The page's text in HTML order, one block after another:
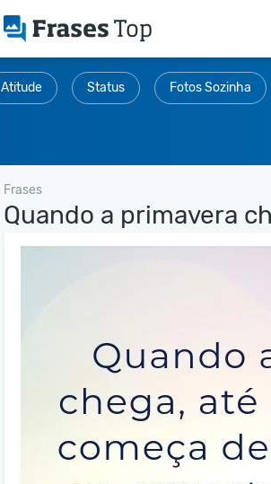
Atitude Status Fotos Sozinha
Frases
Quando a primavera